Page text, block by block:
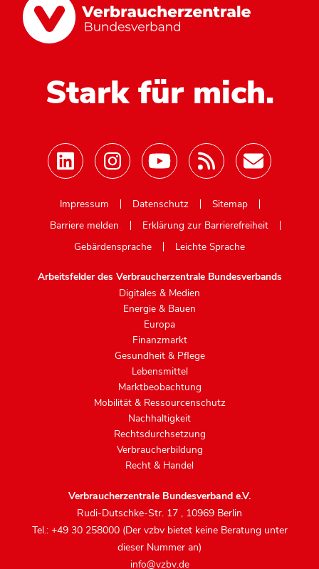
Stark für mich.
Impressum
Datenschutz
Sitemap
Barriere melden
Erklärung zur Barrierefreiheit
Gebärdensprache
Leichte Sprache
Arbeitsfelder des Verbraucherzentrale Bundesverbands
Digitales & Medien
Energie & Bauen
Europa
Finanzmarkt
Gesundheit & Pflege
Lebensmittel
Marktbeobachtung
Mobilität & Ressourcenschutz
Nachhaltigkeit
Rechtsdurchsetzung
Verbraucherbildung
Recht & Handel
Verbraucherzentrale Bundesverband e.V.
Rudi-Dutschke-Str. 17 , 10969 Berlin
Tel.: +49 30 258000 (Der vzbv bietet keine Beratung unter
dieser Nummer an)
info@vzbv.de